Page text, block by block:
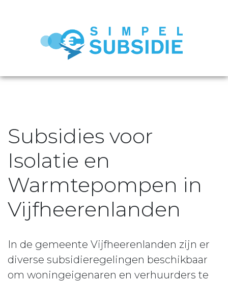
Subsidies voor
Isolatie en
Warmtepompen in
Vijfheerenlanden
In de gemeente Vijfheerenlanden zijn er
diverse subsidieregelingen beschikbaar
om woningeigenaren en verhuurders te